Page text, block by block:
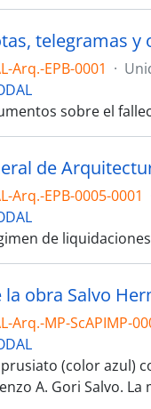
Arq.-EPB-0001 ·
sobre el
Arq.-EPB-0005-0001
de
obra Salvo
Arq.-MP-ScAPIMP-
(color azul)
A. Gori Salvo.